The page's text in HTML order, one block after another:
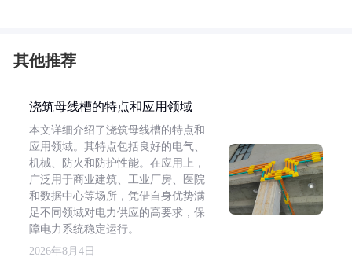
其他推荐
浇筑母线槽的特点和应用领域
本文详细介绍了浇筑母线槽的特点和
应用领域。其特点包括良好的电气、
机械、防火和防护性能。在应用上，
广泛用于商业建筑、工业厂房、医院
和数据中心等场所，凭借自身优势满
足不同领域对电力供应的高要求，保
障电力系统稳定运行。
2026年8月4日